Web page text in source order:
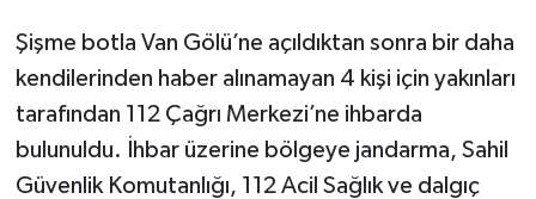
Şişme botla Van Gölü’ne açıldıktan sonra bir daha
kendilerinden haber alınamayan 4 kişi için yakınları
tarafından 112 Çağrı Merkezi’ne ihbarda
bulunuldu. İhbar üzerine bölgeye jandarma, Sahil
Güvenlik Komutanlığı, 112 Acil Sağlık ve dalgıç